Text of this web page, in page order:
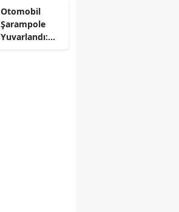
İzmir
Kars
Otomobil
Şarampole
Yuvarlandı: